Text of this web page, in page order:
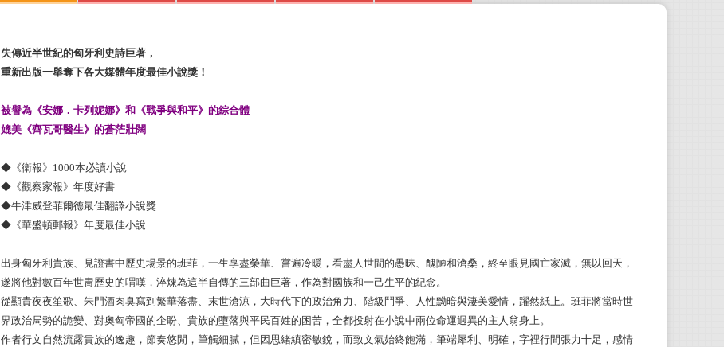
失傳近半世紀的匈牙利史詩巨著，
重新出版一舉奪下各大媒體年度最佳小說獎！
被譽為《安娜．卡列妮娜》和《戰爭與和平》的綜合體
媲美《齊瓦哥醫生》的蒼茫壯闊
◆《衛報》 1000本必讀小說
◆《觀察家報》年度好書
◆牛津威登菲爾德最佳翻譯小說獎
◆《華盛頓郵報》年度最佳小說
出身匈牙利貴族、見證書中歷史場景的班菲，一生享盡榮華、嘗遍冷暖，看盡人世間的愚昧、醜陋和滄桑，終至眼見國亡家滅，無以回天，
遂將他對數百年世冑歷史的喟嘆，淬煉為這半自傳的三部曲巨著，作為對國族和一己生平的紀念。
從顯貴夜夜笙歌、朱門酒肉臭寫到繁華落盡、末世滄涼，大時代下的政治角力、階級鬥爭、人性黝暗與淒美愛情，躍然紙上。班菲將當時世
界政治局勢的詭變、對奧匈帝國的企盼、貴族的墮落與平民百姓的困苦，全都投射在小說中兩位命運迥異的主人翁身上。
作者行文自然流露貴族的逸趣，節奏悠閒，筆觸細膩，但因思緒縝密敏銳，而致文氣始終飽滿，筆端犀利、明確，字裡行間張力十足，感情